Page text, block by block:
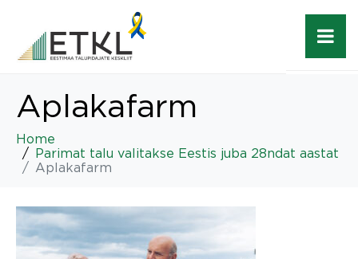
Aplakafarm
Home
Parimat talu valitakse Eestis juba 28ndat aastat
Aplakafarm